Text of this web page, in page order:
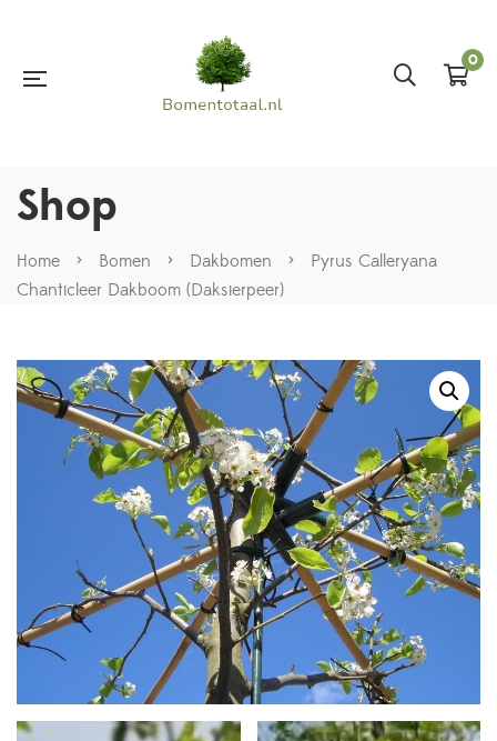
0
Shop
Home > Bomen > Dakbomen >
Pyrus Calleryana
Chanticleer Dakboom (Daksierpeer)